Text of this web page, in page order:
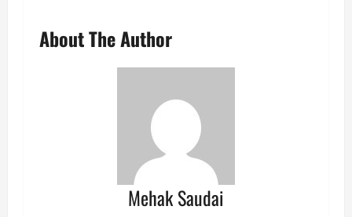
About The Author
Mehak Saudai